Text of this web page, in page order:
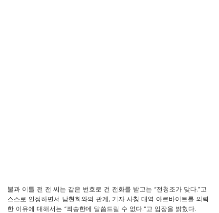
불과 이틀 전 전 씨는 같은 번호로 건 전화를 받고는 “전청조가 맞다.”고
스스로 인정하면서 남현희와의 관계, 기자 사칭 대역 아르바이트를 의뢰
한 이유에 대해서는 “죄송한데 말씀드릴 수 없다.”고 입장을 밝혔다.